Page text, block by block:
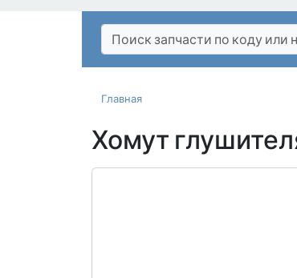
Главная
Хомут